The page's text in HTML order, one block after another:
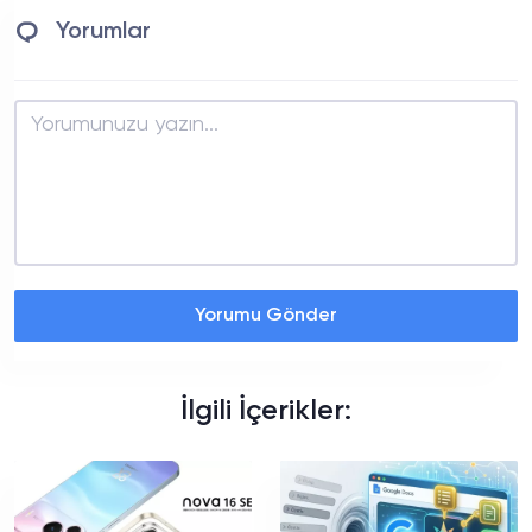
Yorumlar
Yorumu Gönder
İlgili İçerikler: